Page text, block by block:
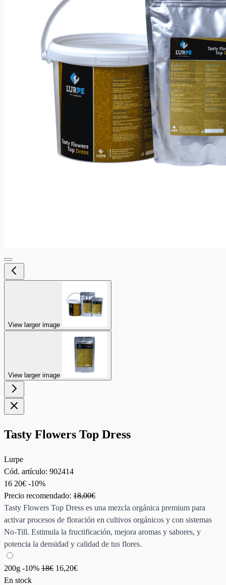
View larger image
View larger image
Tasty Flowers Top Dress
Lurpe
Cód. artículo: 902414
16 20€ -10%
Precio recomendado: 18,00€
Tasty Flowers Top Dress es una mezcla orgánica premium para
activar procesos de floración en cultivos orgánicos y con sistemas
No‑Till. Estimula la fructificación, mejora aromas y sabores, y
potencia la densidad y calidad de tus flores.
200g -10% 18€ 16,20€
En stock